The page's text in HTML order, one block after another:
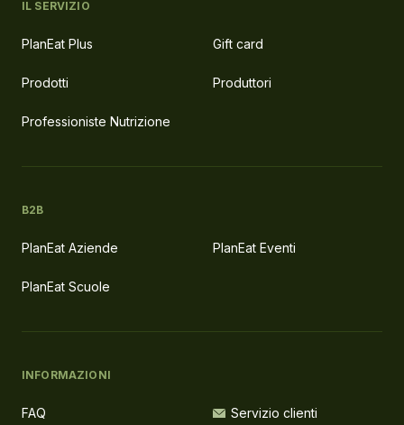
IL SERVIZIO
PlanEat Plus Gift card
Prodotti Produttori
Professioniste Nutrizione
B2B
PlanEat Aziende PlanEat Eventi
PlanEat Scuole
INFORMAZIONI
FAQ Servizio clienti